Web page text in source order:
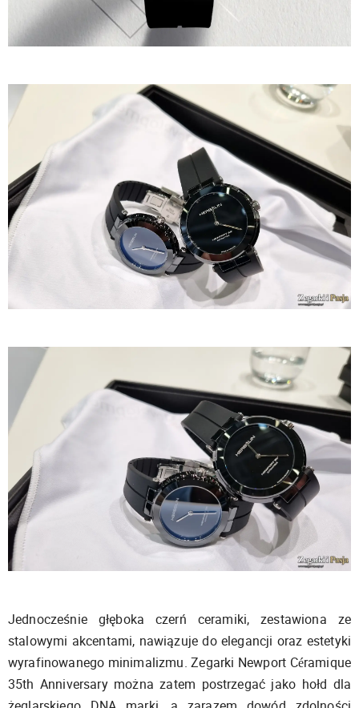
Jednocześnie głęboka czerń ceramiki, zestawiona ze
stalowymi akcentami, nawiązuje do elegancji oraz estetyki
wyrafinowanego minimalizmu. Zegarki Newport Céramique
35th Anniversary można zatem postrzegać jako hołd dla